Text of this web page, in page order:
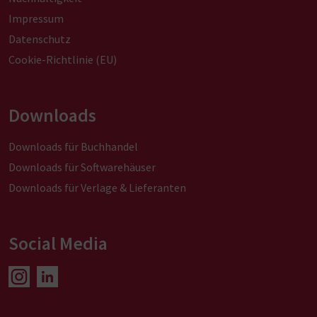
Impressum
Datenschutz
Cookie-Richtlinie (EU)
Downloads
Downloads für Buchhandel
Downloads für Softwarehäuser
Downloads für Verlage & Lieferanten
Social Media